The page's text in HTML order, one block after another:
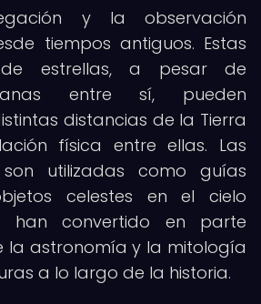
y la observación
tiempos antiguos. Estas
de estrellas, a pesar de
entre sí, pueden
distancias de la Tierra
física entre ellas. Las
son utilizadas como guías
celestes en el cielo
han convertido en parte
la astronomía y la mitología
a lo largo de la historia.